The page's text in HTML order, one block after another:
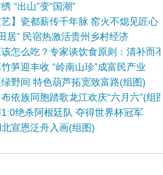
“出山”变“国潮”
艺】瓷都薪传千年脉 窑火不熄见匠心
居” 民宿热激活贵州乡村经济
怎么吃？专家谈饮食原则：清补而
笋迎丰收 “岭南山珍”成富民产业
野间 特色葫芦拓宽致富路(组图)
依族同胞踏歌龙江欢庆“六月六”(组
绝杀阿根廷队 夺得世界杯冠军
宣恩泛舟入画(组图)